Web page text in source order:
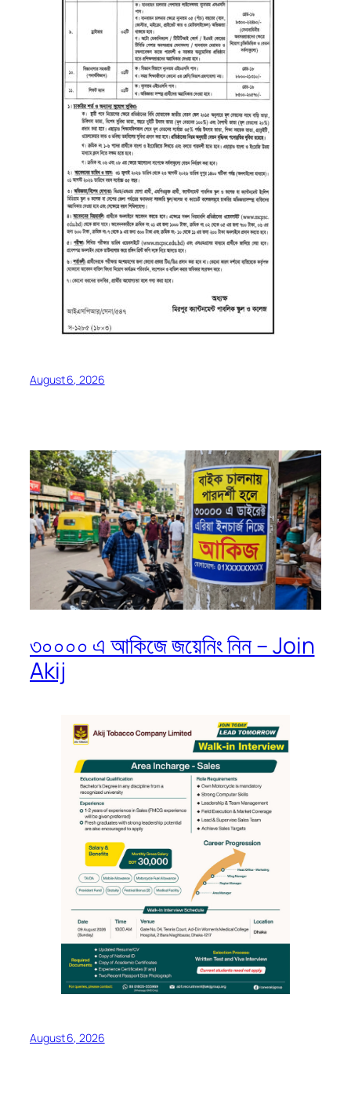
August 6, 2026
৩০০০০ এ আকিজে জয়েনিং নিন – Join
Akij
August 6, 2026